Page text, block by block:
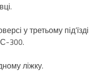
у третьому під’їзді
С-300.
ліжку.